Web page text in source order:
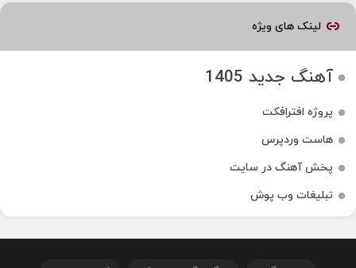
لینک های ویژه
آهنگ جدید 1405
پروژه افترافکت
هاست وردپرس
پخش آهنگ در سایت
تبلیغات وب پوش